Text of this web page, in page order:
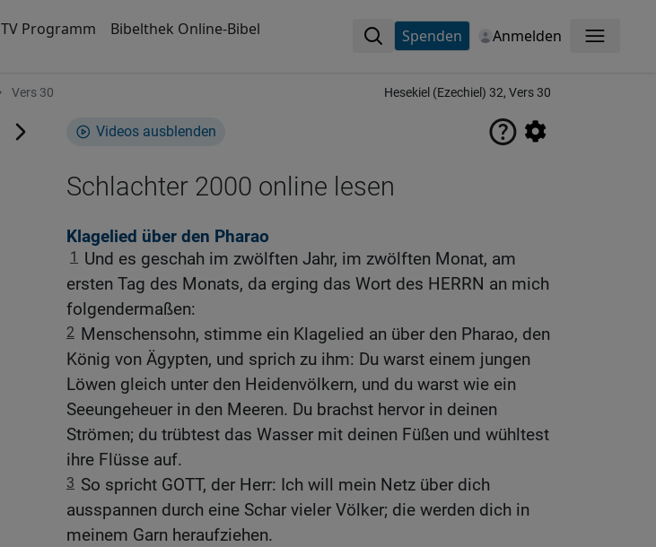
TV Programm Bibelthek Online-Bibel Spenden Anmelden Menü
Vers 30 Hesekiel (Ezechiel) 32, Vers 30
Videos ausblenden
Schlachter 2000 online lesen
Klagelied über den Pharao
1
Und es geschah im zwölften Jahr, im zwölften Monat, am
ersten Tag des Monats, da erging das Wort des HERRN an mich
folgendermaßen:
2 Menschensohn, stimme ein Klagelied an über den Pharao, den
König von Ägypten, und sprich zu ihm: Du warst einem jungen
Löwen gleich unter den Heidenvölkern, und du warst wie ein
Seeungeheuer in den Meeren. Du brachst hervor in deinen
Strömen; du trübtest das Wasser mit deinen Füßen und wühltest
ihre Flüsse auf.
3 So spricht GOTT, der Herr: Ich will mein Netz über dich
ausspannen durch eine Schar vieler Völker; die werden dich in
meinem Garn heraufziehen.